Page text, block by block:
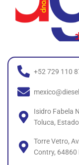
+52 729 110
Isidro Fabela
Toluca,
Torre Vetro,
Contry, 64860